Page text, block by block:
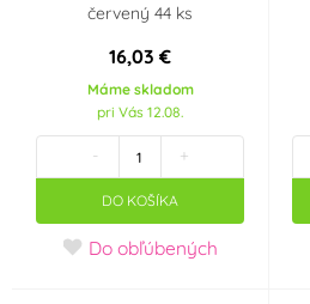
Chorvatsko
Itálie
červený 44 ks
16,03 €
Máme skladom
pri Vás 12.08.
- +
DO KOŠÍKA
Do obľúbených